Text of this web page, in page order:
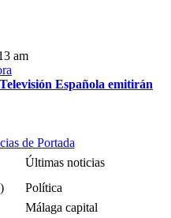
am
Española emitirán
de Portada
Últimas noticias
Política
Málaga capital